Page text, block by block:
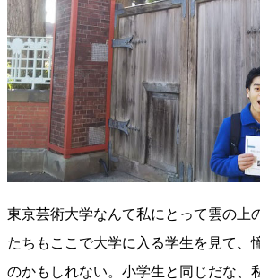
東京芸術大学なんて私にとって雲の上
たちもここで大学に入る学生を見て、
のかもしれない。小学生と同じだな、